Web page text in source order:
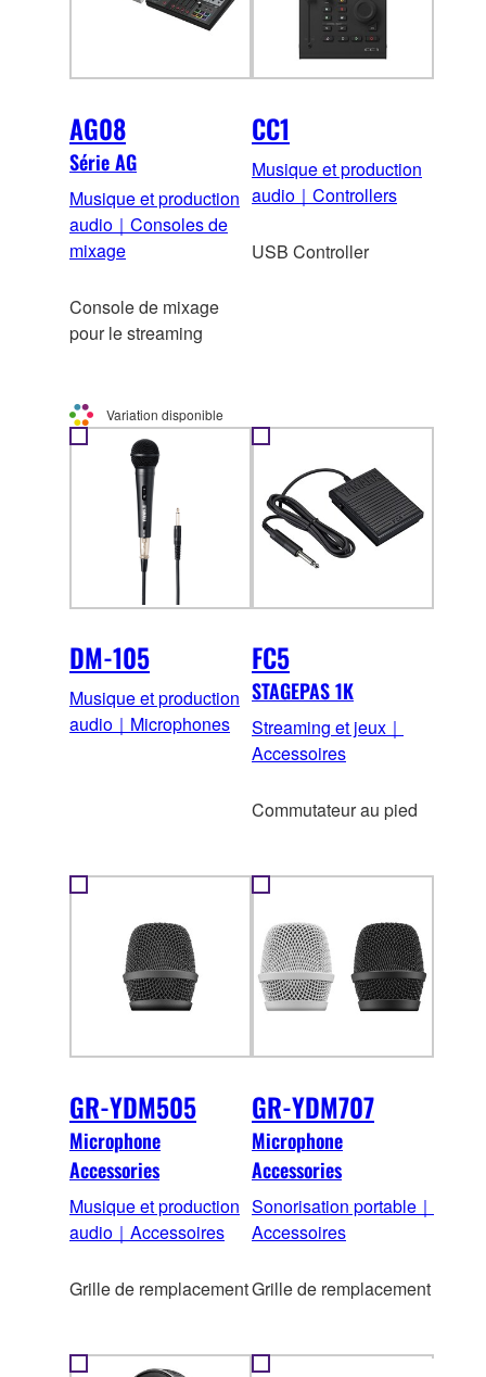
AG08
Série AG
Musique et production
audio｜Consoles de
mixage
Console de mixage
pour le streaming
Variation disponible
CC1
Musique et production
audio｜Controllers
USB Controller
DM-105
Musique et production
audio｜Microphones
FC5
STAGEPAS 1K
Streaming et jeux｜
Accessoires
Commutateur au pied
GR-YDM505
Microphone
Accessories
Musique et production
audio｜Accessoires
Grille de remplacement
GR-YDM707
Microphone
Accessories
Sonorisation portable｜
Accessoires
Grille de remplacement